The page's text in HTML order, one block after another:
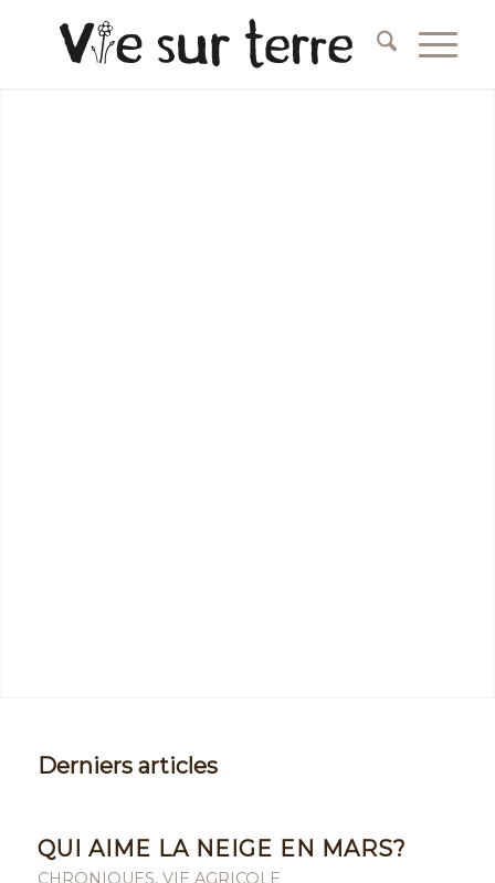
Derniers articles
QUI AIME LA NEIGE EN MARS?
CHRONIQUES, VIE AGRICOLE